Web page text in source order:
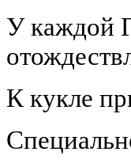
У каждой
К кукле